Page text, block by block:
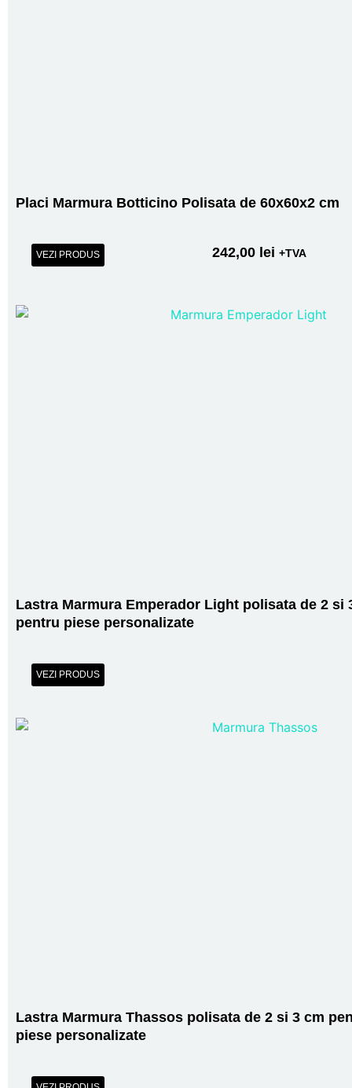
Placi Marmura Botticino Polisata de 60x60x2 cm
VEZI PRODUS 242,00 lei +TVA
Lastra Marmura Emperador Light polisata de 2 si
pentru piese personalizate
VEZI PRODUS
Lastra Marmura Thassos polisata de 2 si 3 cm
piese personalizate